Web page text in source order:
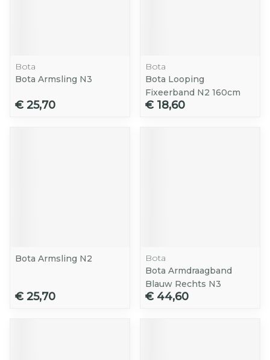
Bota
Bota Armsling N3
€ 25,70
Bota
Bota Looping
Fixeerband N2 160cm
€ 18,60
Bota Armsling N2
€ 25,70
Bota
Bota Armdraagband
Blauw Rechts N3
€ 44,60